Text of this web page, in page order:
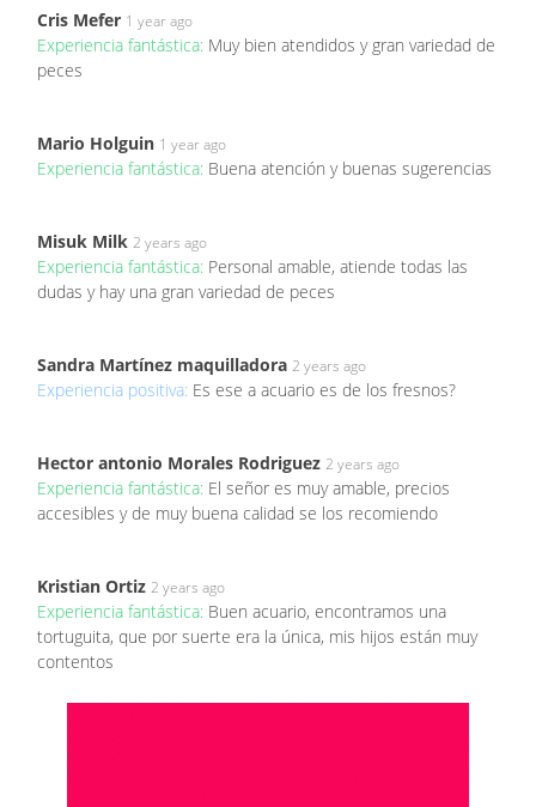
Cris Mefer 1 year ago
Experiencia fantástica: Muy bien atendidos y gran variedad de
peces
Mario Holguin 1 year ago
Experiencia fantástica: Buena atención y buenas sugerencias
Misuk Milk 2 years ago
Experiencia fantástica: Personal amable, atiende todas las
dudas y hay una gran variedad de peces
Sandra Martínez maquilladora 2 years ago
Experiencia positiva: Es ese a acuario es de los fresnos?
Hector antonio Morales Rodriguez 2 years ago
Experiencia fantástica: El señor es muy amable, precios
accesibles y de muy buena calidad se los recomiendo
Kristian Ortiz 2 years ago
Experiencia fantástica: Buen acuario, encontramos una
tortuguita, que por suerte era la única, mis hijos están muy
contentos